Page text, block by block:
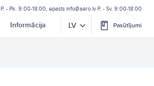
P. - Pk. 9:00-18:00, epasts info@aero.lv P. - Sv. 9:00-18:00
Informācija LV Pasūtījumi